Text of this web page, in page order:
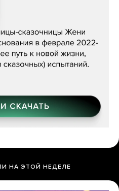
«(Не) о войне»
НА ЭТОЙ НЕДЕЛЕ